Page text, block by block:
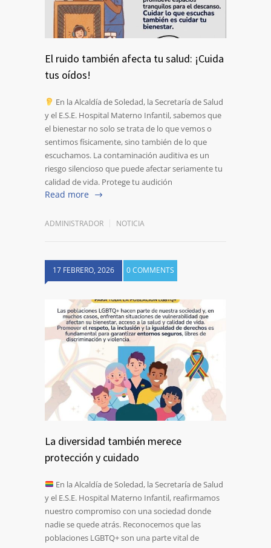
El ruido también afecta tu salud: ¡Cuida
tus oídos!
En la Alcaldía de Soledad, la Secretaría de Salud
y el E.S.E. Hospital Materno Infantil, sabemos que
el bienestar no solo se trata de lo que vemos o
sentimos físicamente, sino también de lo que
escuchamos. La contaminación auditiva es un
riesgo silencioso que puede afectar seriamente tu
calidad de vida. Protege tu audición
Read more
ADMINISTRADOR NOTICIA
17 FEBRERO, 2026 0 COMMENTS
La diversidad también merece
protección y cuidado
En la Alcaldía de Soledad, la Secretaría de Salud
y el E.S.E. Hospital Materno Infantil, reafirmamos
nuestro compromiso con una sociedad donde
nadie se quede atrás. Reconocemos que las
poblaciones LGBTQ+ son una parte vital de